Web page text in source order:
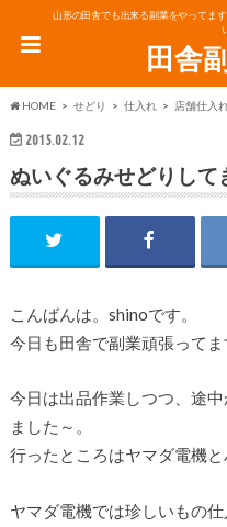
山形の田舎でも出来る副業をやってま
田舎
HOME せどり 仕入れ 店舗仕入れ
2015.02.12
ぬいぐるみせどりして
こんばんは。shinoです。
今日も田舎で副業頑張ってま
今日は出品作業しつつ、途
ました～。
行ったところはヤマダ電機と
ヤマダ電機では珍しいもの仕